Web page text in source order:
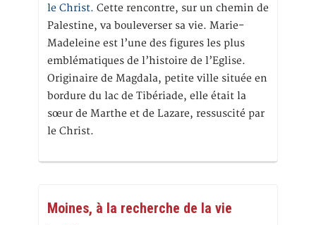
le Christ. Cette rencontre, sur un chemin de
Palestine, va bouleverser sa vie. Marie-
Madeleine est l’une des figures les plus
emblématiques de l’histoire de l’Eglise.
Originaire de Magdala, petite ville située en
bordure du lac de Tibériade, elle était la
sœur de Marthe et de Lazare, ressuscité par
le Christ.
Moines, à la recherche de la vie